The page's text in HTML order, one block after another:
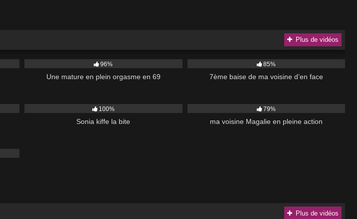
Plus de vidéos
96%
Une mature en plein orgasme en 69
85%
7ème baise de ma voisine d’en face
100%
Sonia kiffe la bite
79%
ma voisine Magalie en pleine action
Plus de vidéos